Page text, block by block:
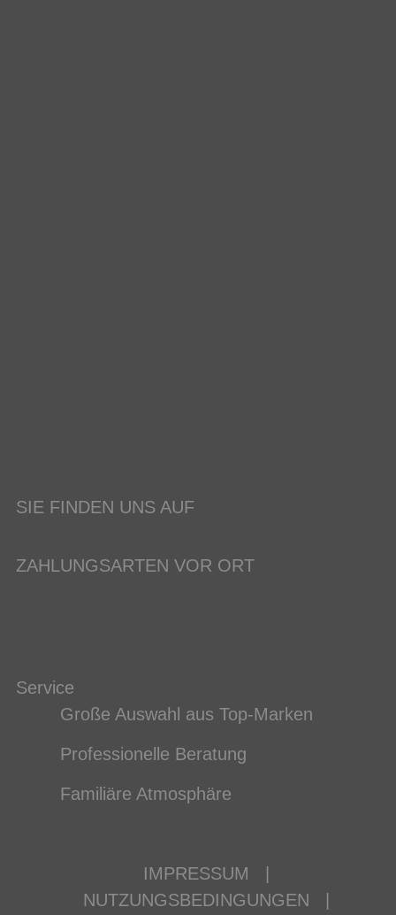
SIE FINDEN UNS AUF
ZAHLUNGSARTEN VOR ORT
Service
Große Auswahl aus Top-Marken
Professionelle Beratung
Familiäre Atmosphäre
IMPRESSUM
NUTZUNGSBEDINGUNGEN